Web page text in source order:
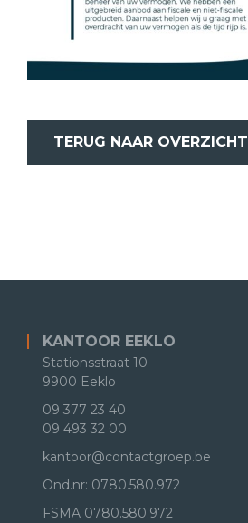
TERUG NAAR OVERZICHT
KANTOOR EEKLO
Stationsstraat 10
9900 Eeklo
09 377 23 40
09 493 32 00
kantoor@contactgroep.be
Ond.nr: 0780.580.972
FSMA 0780.580.972